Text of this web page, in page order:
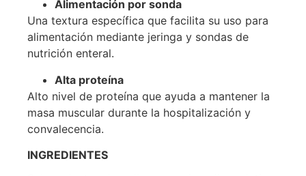
Alimentación por sonda
Una textura específica que facilita su uso para
alimentación mediante jeringa y sondas de
nutrición enteral.
Alta proteína
Alto nivel de proteína que ayuda a mantener la
masa muscular durante la hospitalización y
convalecencia.
INGREDIENTES